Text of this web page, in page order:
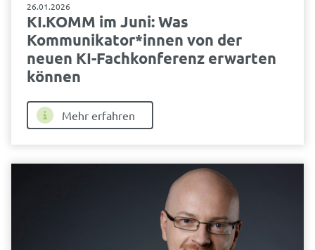
26.01.2026
KI.KOMM im Juni: Was
Kommunikator*innen von der
neuen KI-Fachkonferenz erwarten
können
Mehr erfahren